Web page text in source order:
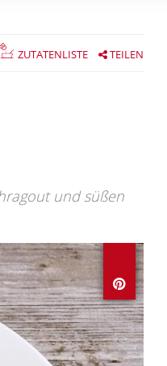
ZUTATENLISTE TEILEN
und süßen